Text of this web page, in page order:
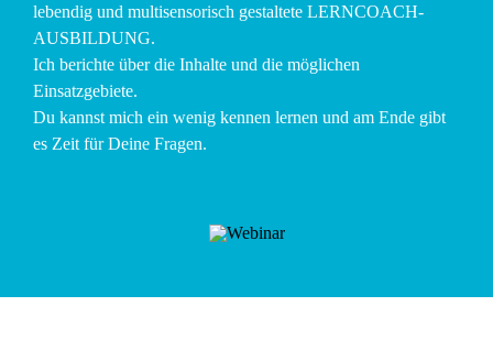
lebendig und multisensorisch gestaltete LERNCOACH-
AUSBILDUNG.
Ich berichte über die Inhalte und die möglichen
Einsatzgebiete.
Du kannst mich ein wenig kennen lernen und am Ende gibt
es Zeit für Deine Fragen.